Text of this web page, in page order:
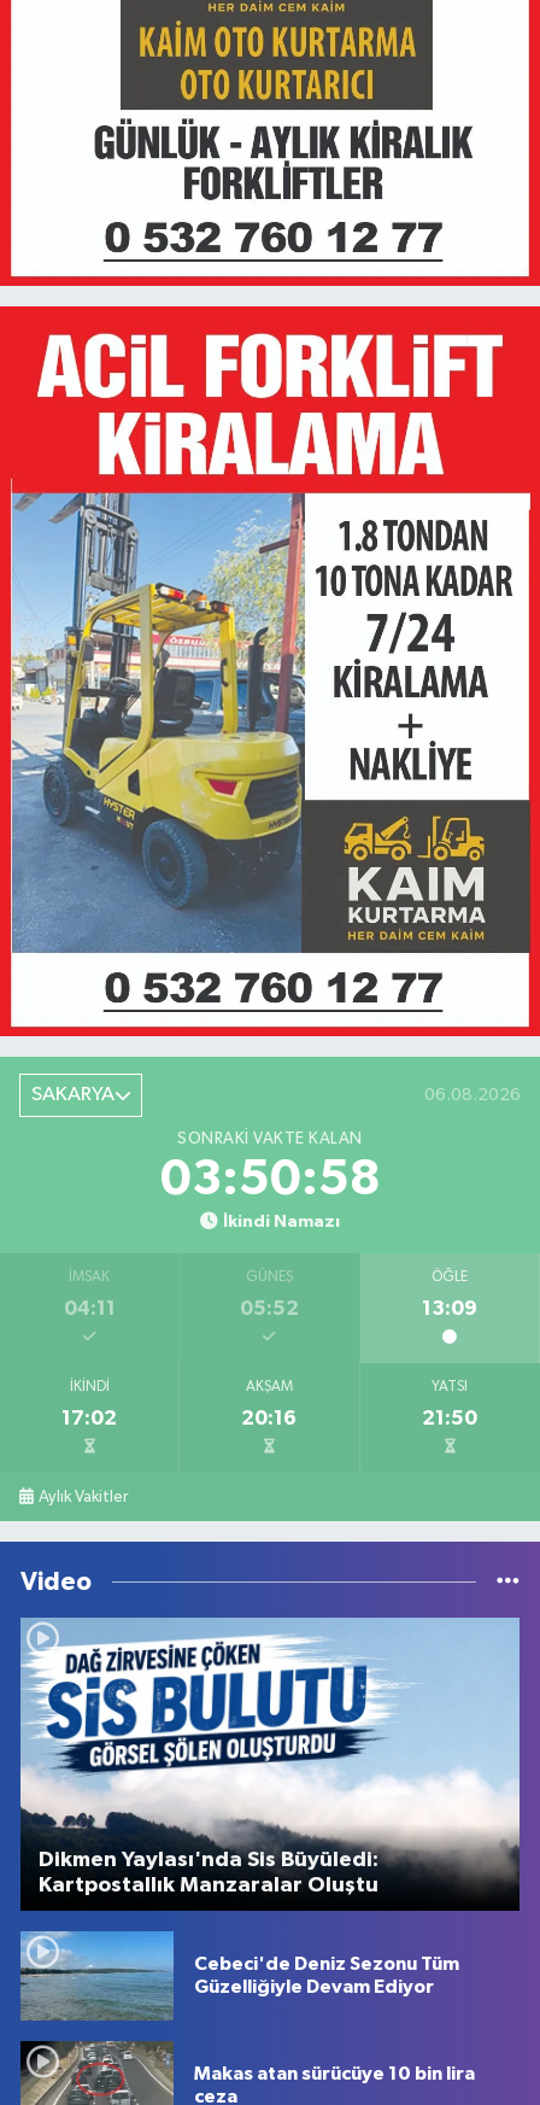
SAKARYA 06.08.2026
SONRAKI VAKTE KALAN
03:50:58
İkindi Namazı
İMSAK
04:11
GÜNEŞ
05:52
ÖĞLE
13:09
İKINDI
17:02
AKŞAM
20:16
YATSI
21:50
Aylık Vakitler
Video
Dikmen Yaylası'nda Sis Büyüledi:
Kartpostallık Manzaralar Oluştu
Cebeci'de Deniz Sezonu Tüm
Güzelliğiyle Devam Ediyor
Makas atan sürücüye 10 bin lira
ceza